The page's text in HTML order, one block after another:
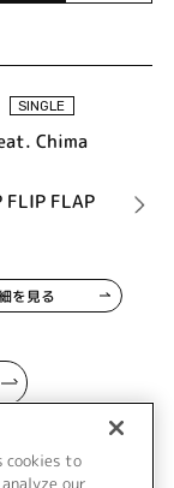
SINGLE
Chima
FLIP FLAP
を見る
cookies to
our